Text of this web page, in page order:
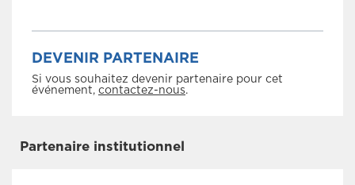
DEVENIR PARTENAIRE
Si vous souhaitez devenir partenaire pour cet
événement, contactez-nous.
Partenaire institutionnel